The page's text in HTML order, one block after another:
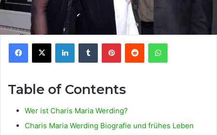
Facebook
X LinkedInTumblr PinterestReddit WhatsApp
Table of Contents
Wer ist Charis Maria Werding?
Charis Maria Werding Biografie und frühes Leben